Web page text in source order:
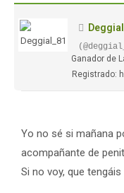
Ganador de
Registrado:
Yo no sé si mañana
acompañante de
Si no voy, que tengáis